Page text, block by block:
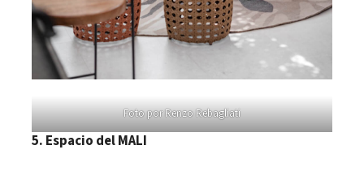
Foto por Renzo Rebagliati
5. Espacio del MALI